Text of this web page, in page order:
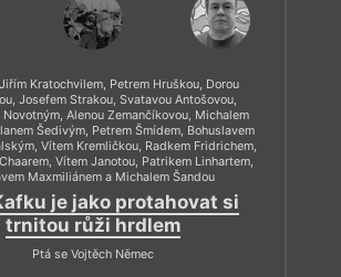
Kratochvilem, Petrem Hruškou, Dorou
Josefem Strakou, Svatavou Antošovou,
Alenou Zemančíkovou, Michalem
Šedivým, Petrem Šmídem, Bohuslavem
Vítem Kremličkou, Radkem Fridrichem,
Vítem Janotou, Patrikem Linhartem,
Maxmiliánem a Michalem Šandou
je jako protahovat si
trnitou růži hrdlem
Ptá se Vojtěch Němec